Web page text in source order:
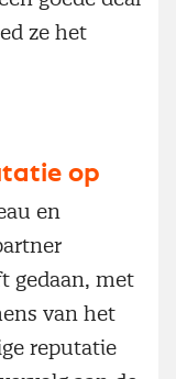
ze het
op
en
gedaan, met
van het
reputatie